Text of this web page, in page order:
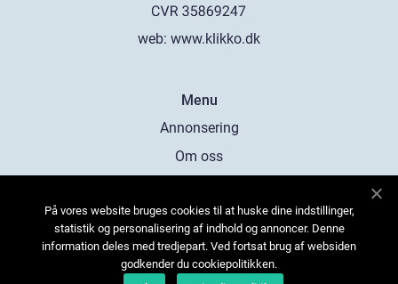
web: www.klikko.dk
Menu
Annonsering
Om oss
Kontakta oss
Sitemap
På vores website bruges cookies til at huske dine indstillinger,
statistik og personalisering af indhold og annoncer. Denne
information deles med tredjepart. Ved fortsat brug af websiden
godkender du cookiepolitikken.